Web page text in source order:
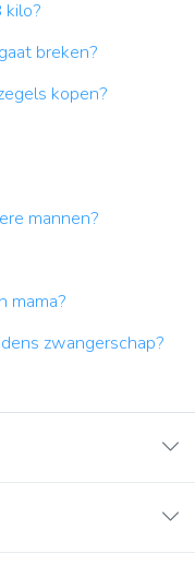
kilo?
breken?
kopen?
mannen?
mama?
zwangerschap?